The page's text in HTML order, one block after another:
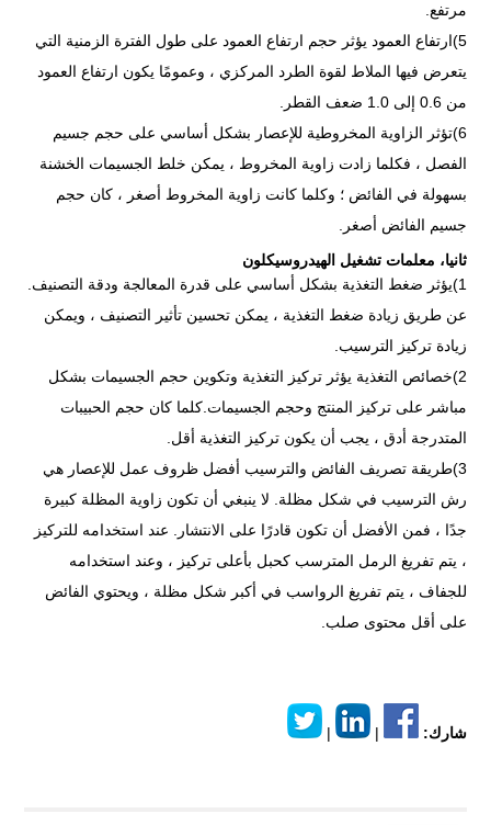
مرتفع.
5)ارتفاع العمود يؤثر حجم ارتفاع العمود على طول الفترة الزمنية التي
يتعرض فيها الملاط لقوة الطرد المركزي ، وعمومًا يكون ارتفاع العمود
من 0.6 إلى 1.0 ضعف القطر.
6)تؤثر الزاوية المخروطية للإعصار بشكل أساسي على حجم جسيم
الفصل ، فكلما زادت زاوية المخروط ، يمكن خلط الجسيمات الخشنة
بسهولة في الفائض ؛ وكلما كانت زاوية المخروط أصغر ، كان حجم
جسيم الفائض أصغر.
ثانيا، معلمات تشغيل الهيدروسيكلون
1)يؤثر ضغط التغذية بشكل أساسي على قدرة المعالجة ودقة التصنيف.
عن طريق زيادة ضغط التغذية ، يمكن تحسين تأثير التصنيف ، ويمكن
زيادة تركيز الترسيب.
2)خصائص التغذية يؤثر تركيز التغذية وتكوين حجم الجسيمات بشكل
مباشر على تركيز المنتج وحجم الجسيمات.كلما كان حجم الحبيبات
المتدرجة أدق ، يجب أن يكون تركيز التغذية أقل.
3)طريقة تصريف الفائض والترسيب أفضل ظروف عمل للإعصار هي
رش الترسيب في شكل مظلة. لا ينبغي أن تكون زاوية المظلة كبيرة
جدًا ، فمن الأفضل أن تكون قادرًا على الانتشار. عند استخدامه للتركيز
، يتم تفريغ الرمل المترسب كحبل بأعلى تركيز ، وعند استخدامه
للجفاف ، يتم تفريغ الرواسب في أكبر شكل مظلة ، ويحتوي الفائض
على أقل محتوى صلب.
شارك: |
|